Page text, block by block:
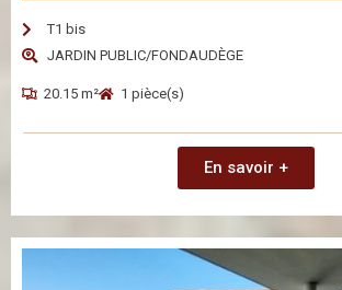
T1 bis
JARDIN PUBLIC/FONDAUDÈGE
20.15 m² 1 pièce(s)
En savoir +